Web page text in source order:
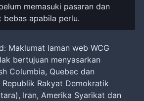
memasuki pasaran dan
bebas apabila perlu.
Maklumat laman web WCG
bertujuan menyasarkan
Columbia, Quebec dan
Republik Rakyat Demokratik
Iran, Amerika Syarikat dan